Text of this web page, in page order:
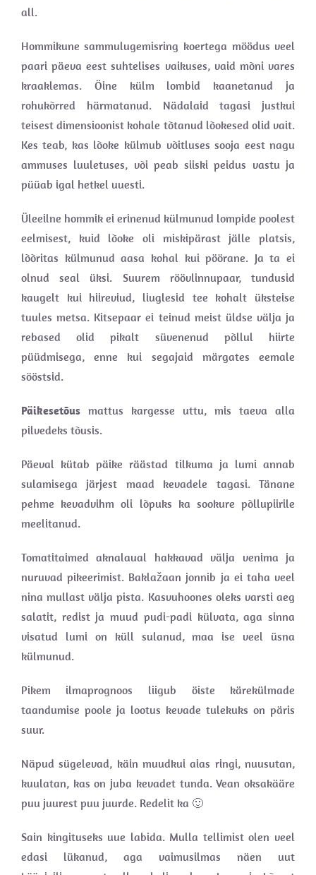
all.
Hommikune sammulugemisring koertega möödus veel
paari päeva eest suhtelises vaikuses, vaid mõni vares
kraaklemas. Öine külm lombid kaanetanud ja
rohukõrred härmatanud. Nädalaid tagasi justkui
teisest dimensioonist kohale tõtanud lõokesed olid vait.
Kes teab, kas lõoke külmub võitluses sooja eest nagu
ammuses luuletuses, või peab siiski peidus vastu ja
püüab igal hetkel uuesti.
Üleeilne hommik ei erinenud külmunud lompide poolest
eelmisest, kuid lõoke oli miskipärast jälle platsis,
lõõritas külmunud aasa kohal kui pöörane. Ja ta ei
olnud seal üksi. Suurem röövlinnupaar, tundusid
kaugelt kui hiireviud, liuglesid tee kohalt üksteise
tuules metsa. Kitsepaar ei teinud meist üldse välja ja
rebased olid pikalt süvenenud põllul hiirte
püüdmisega, enne kui segajaid märgates eemale
sööstsid.
Päikesetõusmattus kargesse uttu, mis taeva alla
pilvedeks tõusis.
Päeval kütab päike räästad tilkuma ja lumi annab
sulamisega järjest maad kevadele tagasi. Tänane
pehme kevadvihm oli lõpuks ka sookure põllupiirile
meelitanud.
Tomatitaimed aknalaual hakkavad välja venima ja
nuruvad pikeerimist. Baklažaan jonnib ja ei taha veel
nina mullast välja pista. Kasvuhoones oleks varsti aeg
salatit, redist ja muud pudi-padi külvata, aga sinna
visatud lumi on küll sulanud, maa ise veel üsna
külmunud.
Pikem ilmaprognoos liigub öiste kärekülmade
taandumise poole ja lootus kevade tulekuks on päris
suur.
Näpud sügelevad, käin muudkui aias ringi, nuusutan,
kuulatan, kas on juba kevadet tunda. Vean oksakääre
puu juurest puu juurde. Redelit ka 🙂
Sain kingituseks uue labida. Mulla tellimist olen veel
edasi lükanud, aga vaimusilmas näen uut